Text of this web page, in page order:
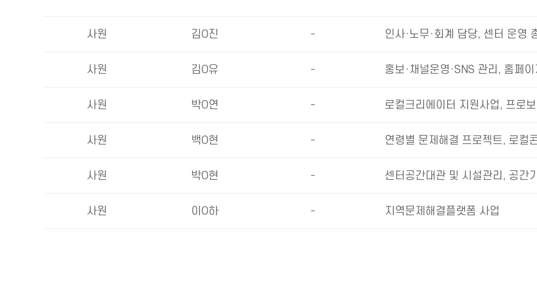
사원 김O진 - 인사·노무·회계 담당, 센터 운영
사원 김O유 - 홍보·채널운영·SNS 관리, 홈페
사원 박O연 - 로컬크리에이터 지원사업, 프로
사원 백O현 - 연령별 문제해결 프로젝트, 로컬
사원 박O현 - 센터공간대관 및 시설관리, 공간
사원 이O하 - 지역문제해결플랫폼 사업